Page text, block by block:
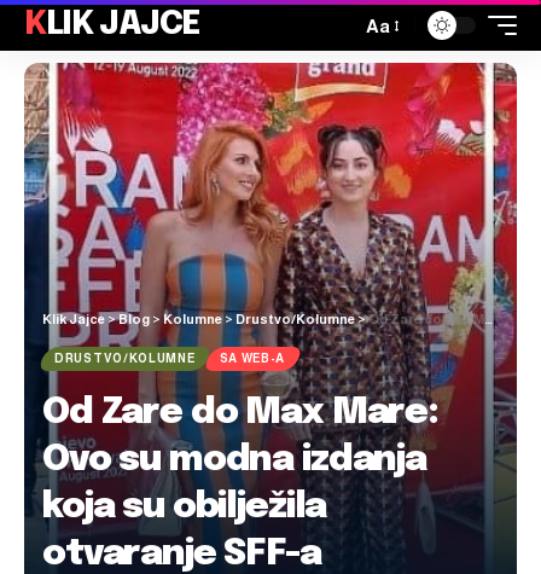
KLIK JAJCE Aa
Klik Jajce >Blog > Kolumne > Drustvo/Kolumne>Od Zare do Max Mare: Ovo su modna izdanja koja su obilježila otvaranje SFF-a
DRUSTVO/KOLUMNE SA WEB-A
Od Zare do Max Mare:
Ovo su modna izdanja
koja su obilježila
otvaranje SFF-a